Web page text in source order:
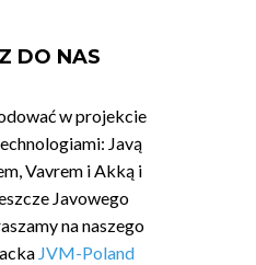
DO NAS
w projekcie
Javą
Vavrem i Akką i
Javowego
na naszego
JVM-Poland